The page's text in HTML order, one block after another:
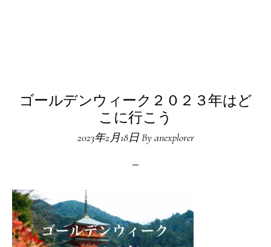
ゴールデンウィーク２０２３年はど
こに行こう
2023年2月18日Byanexplorer